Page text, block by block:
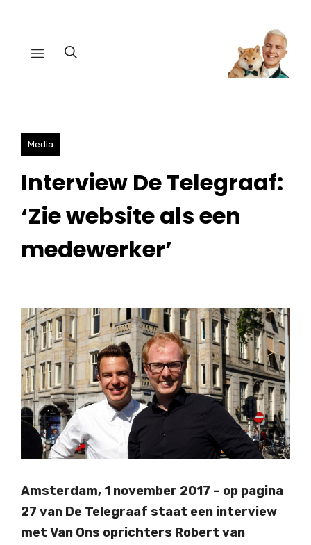
Menu
Media
Interview De Telegraaf:
‘Zie website als een
medewerker’
Amsterdam, 1 november 2017 – op pagina
27 van De Telegraaf staat een interview
met Van Ons oprichters Robert van